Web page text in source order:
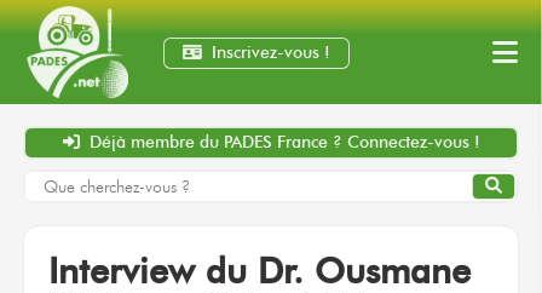
Inscrivez-vous !
Déjà membre du PADES France ? Connectez-vous !
Interview du Dr. Ousmane